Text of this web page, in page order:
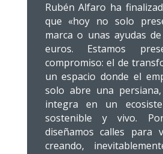
Rubén Alfaro ha
que «hoy no solo
marca o unas ayudas
euros. Estamos
compromiso: el de
un espacio donde el
solo abre una
integra en un
sostenible y vivo.
diseñamos calles para
creando,